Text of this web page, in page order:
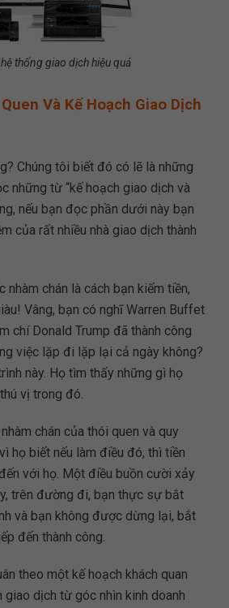
thống giao dịch hiệu quả
Chúng tôi biết đó có lẽ là những
những từ “kế hoạch giao dịch và
nếu bạn đọc phần dưới này bạn
của rất nhiều nhà giao dịch thành
nhàm chán là cách bạn kiếm tiền,
Vâng, bạn có nghĩ Warren Buffet
chí Donald Trump đã thành công
việc lặp đi lặp lại cả ngày không?
này. Họ tìm thấy những gì họ
vị trong đó.
chán của thói quen và quy
họ biết nếu làm điều đó, thì tiền
với họ. Một điều buồn cười xảy
trên đường đi, bạn thực sự bắt
và bạn không được dừng lại, bắt
đến thành công.
theo một kế hoạch khách quan
giao dịch từ góc nhìn kinh doanh